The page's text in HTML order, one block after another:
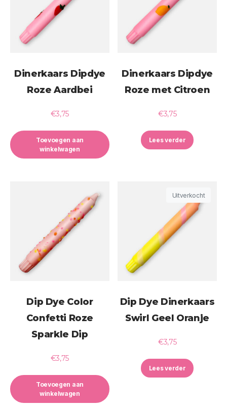
Dinerkaars Dipdye
Roze Aardbei
€3,75
Toevoegen aan
winkelwagen
Dinerkaars Dipdye
Roze met Citroen
€3,75
Lees verder
Dip Dye Color
Confetti Roze
Sparkle Dip
€3,75
Toevoegen aan
winkelwagen
Uitverkocht
Dip Dye Dinerkaars
Swirl Geel Oranje
€3,75
Lees verder